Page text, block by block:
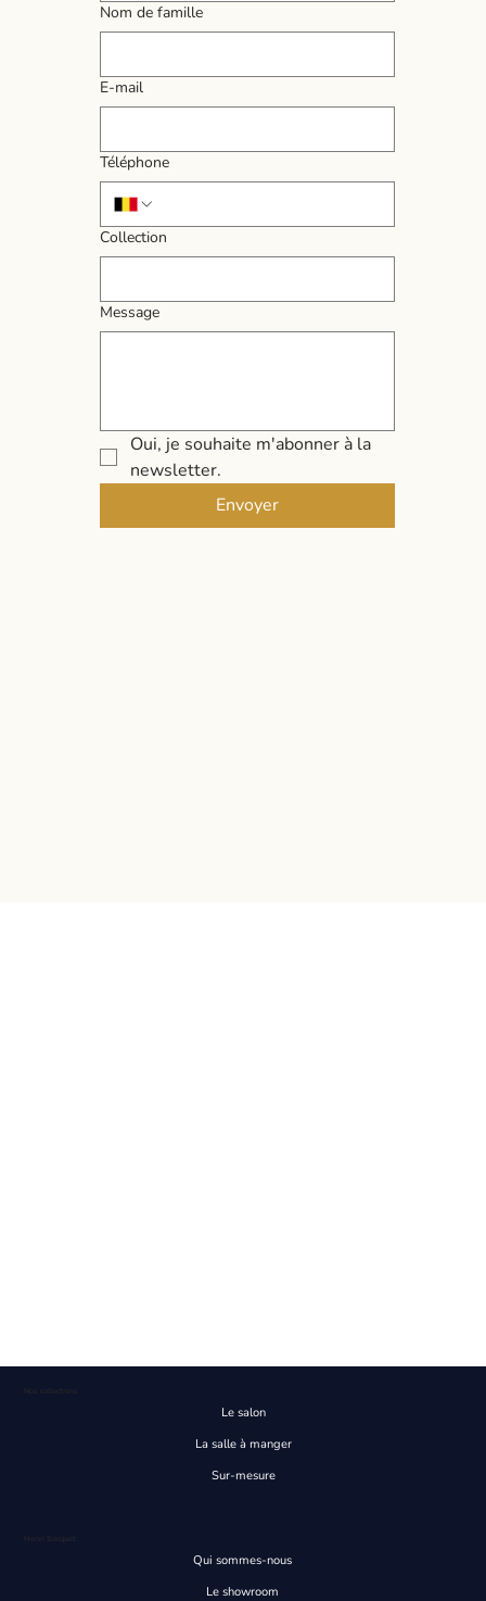
Nom de famille
E‑mail
Téléphone
Collection
Message
Oui, je souhaite m'abonner à la
newsletter.
Envoyer
Le salon
La salle à manger
Sur-mesure
Henri Socquet
Qui sommes-nous
Le showroom